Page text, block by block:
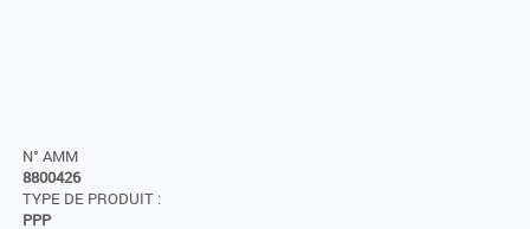
N° AMM
8800426
TYPE DE PRODUIT :
PPP